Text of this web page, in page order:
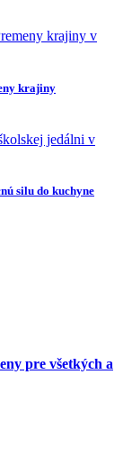
krajiny
silu do kuchyne
pre všetkých a